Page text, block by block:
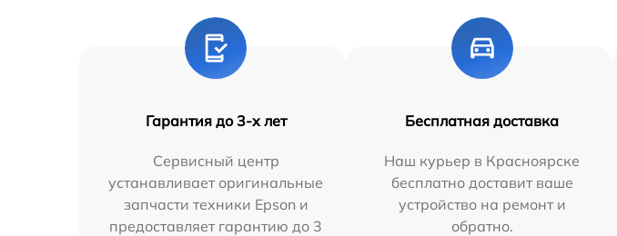
Гарантия до 3-х лет
Сервисный центр
устанавливает оригинальные
запчасти техники Epson и
предоставляет гарантию до 3
Бесплатная доставка
Наш курьер в Красноярске
бесплатно доставит ваше
устройство на ремонт и
обратно.